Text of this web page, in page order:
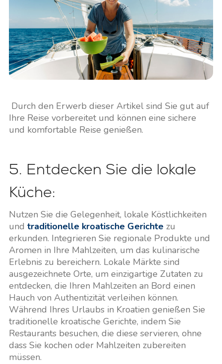
Durch den Erwerb dieser Artikel sind Sie gut auf
Ihre Reise vorbereitet und können eine sichere
und komfortable Reise genießen.
5. Entdecken Sie die lokale
Küche:
Nutzen Sie die Gelegenheit, lokale Köstlichkeiten
und traditionelle kroatische Gerichtezu
erkunden. Integrieren Sie regionale Produkte und
Aromen in Ihre Mahlzeiten, um das kulinarische
Erlebnis zu bereichern. Lokale Märkte sind
ausgezeichnete Orte, um einzigartige Zutaten zu
entdecken, die Ihren Mahlzeiten an Bord einen
Hauch von Authentizität verleihen können.
Während Ihres Urlaubs in Kroatien genießen Sie
traditionelle kroatische Gerichte, indem Sie
Restaurants besuchen, die diese servieren, ohne
dass Sie kochen oder Mahlzeiten zubereiten
müssen.